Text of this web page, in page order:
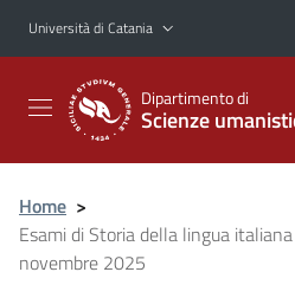
Vai al contenuto principale
Vai al menu di navigazione
Università di Catania
Dipartimento di
Scienze
Home >
Esami di Storia della lingua
novembre 2025